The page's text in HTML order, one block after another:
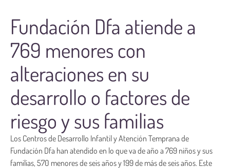
Fundación Dfa atiende a
769 menores con
alteraciones en su
desarrollo o factores de
riesgo y sus familias
Los Centros de Desarrollo Infantil y Atención Temprana de
Fundación Dfa han atendido en lo que va de año a 769 niños y sus
familias, 570 menores de seis años y 199 de más de seis años. Este